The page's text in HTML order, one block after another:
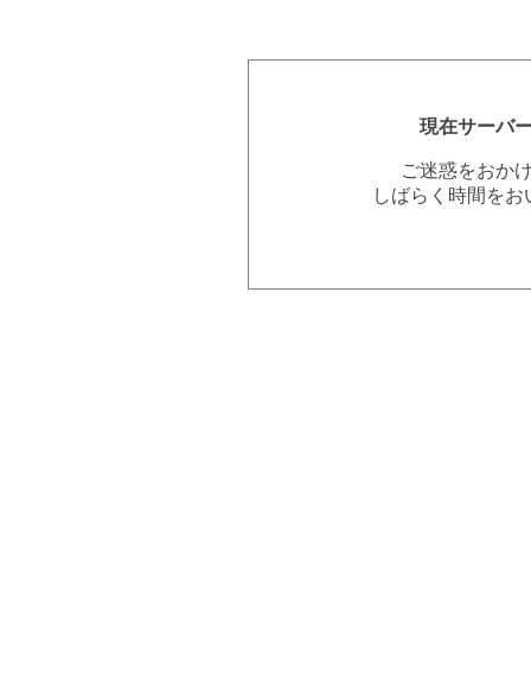
現在サーバ
ご迷惑をおか
しばらく時間を